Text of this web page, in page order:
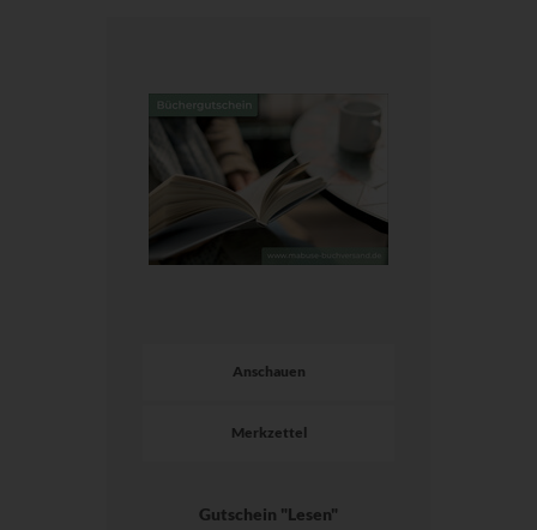
Anschauen
Merkzettel
Gutschein "Lesen"